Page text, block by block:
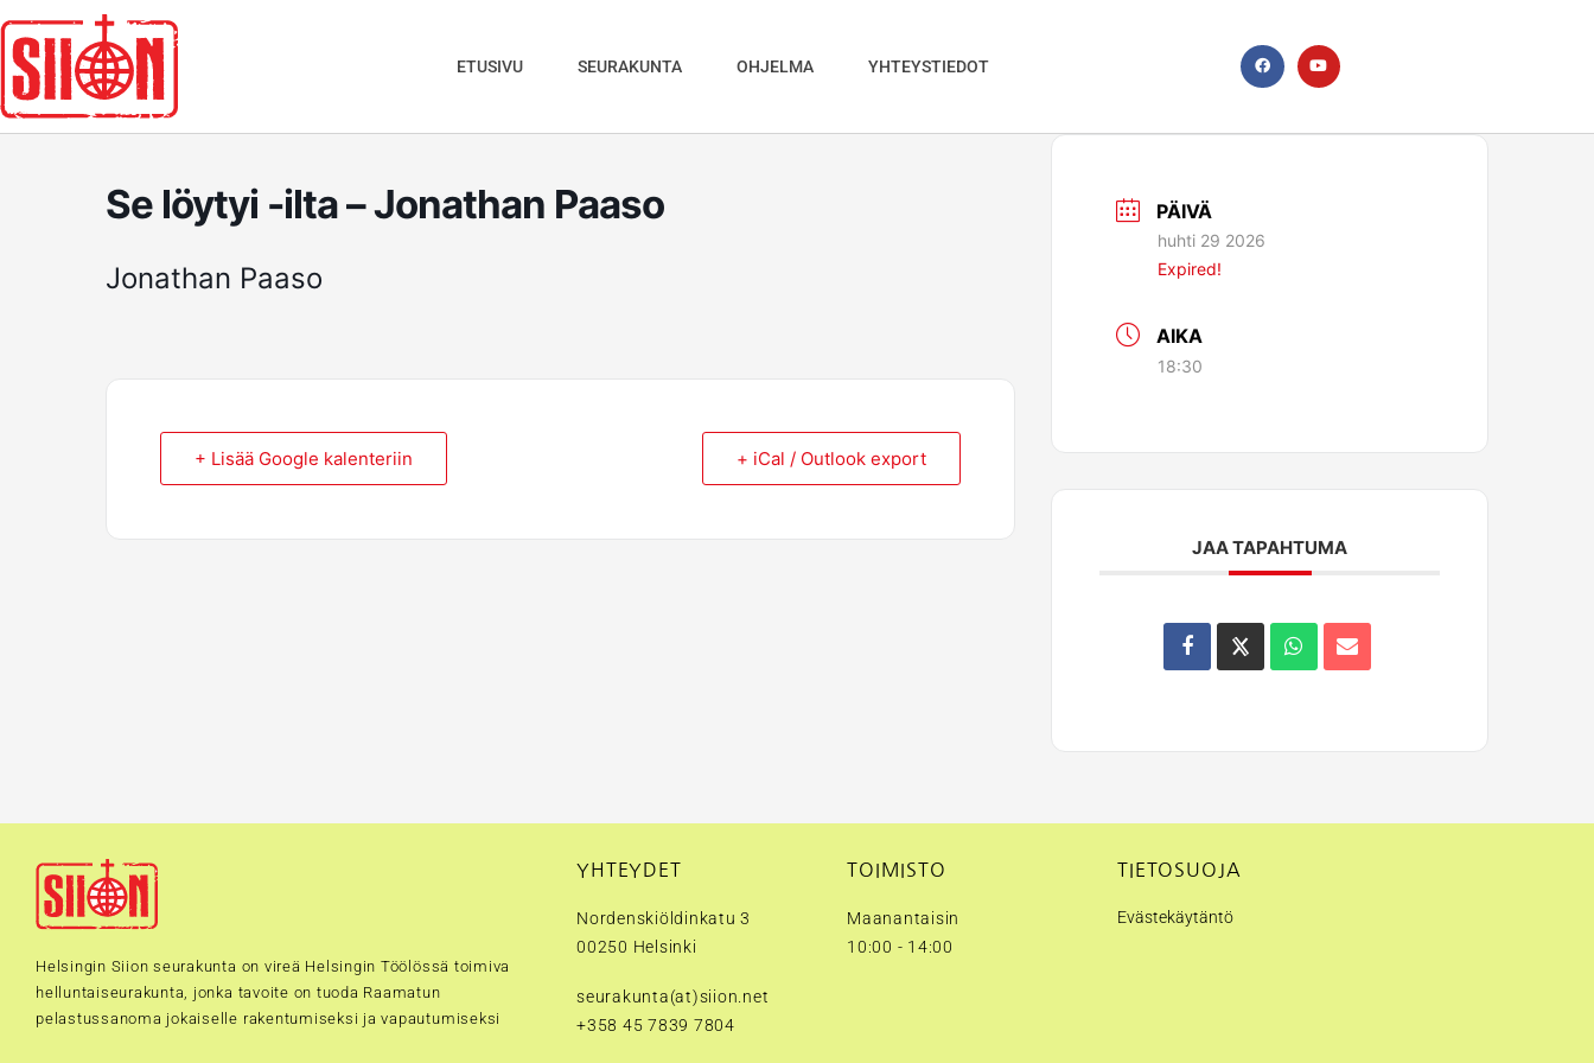
sisältöön
ETUSIVU SEURAKUNTA OHJELMA YHTEYSTIEDOT
F
a
Y
o
u
Se löytyi -ilta – Jonathan Paaso
Jonathan Paaso
+ Lisää Google kalenteriin + iCal / Outlook export
PÄIVÄ
huhti 29 2026
Expired!
AIKA
18:30
JAA TAPAHTUMA
Helsingin Siion seurakunta on vireä Helsingin Töölössä toimiva
helluntaiseurakunta, jonka tavoite on tuoda Raamatun
pelastussanoma jokaiselle rakentumiseksi ja vapautumiseksi
YHTEYDET
Nordenskiöldinkatu 3
00250 Helsinki
seurakunta(at)siion.net
+358 45 7839 7804
TOIMISTO
Maanantaisin
10:00 - 14:00
TIETOSUOJA
Evästekäytäntö